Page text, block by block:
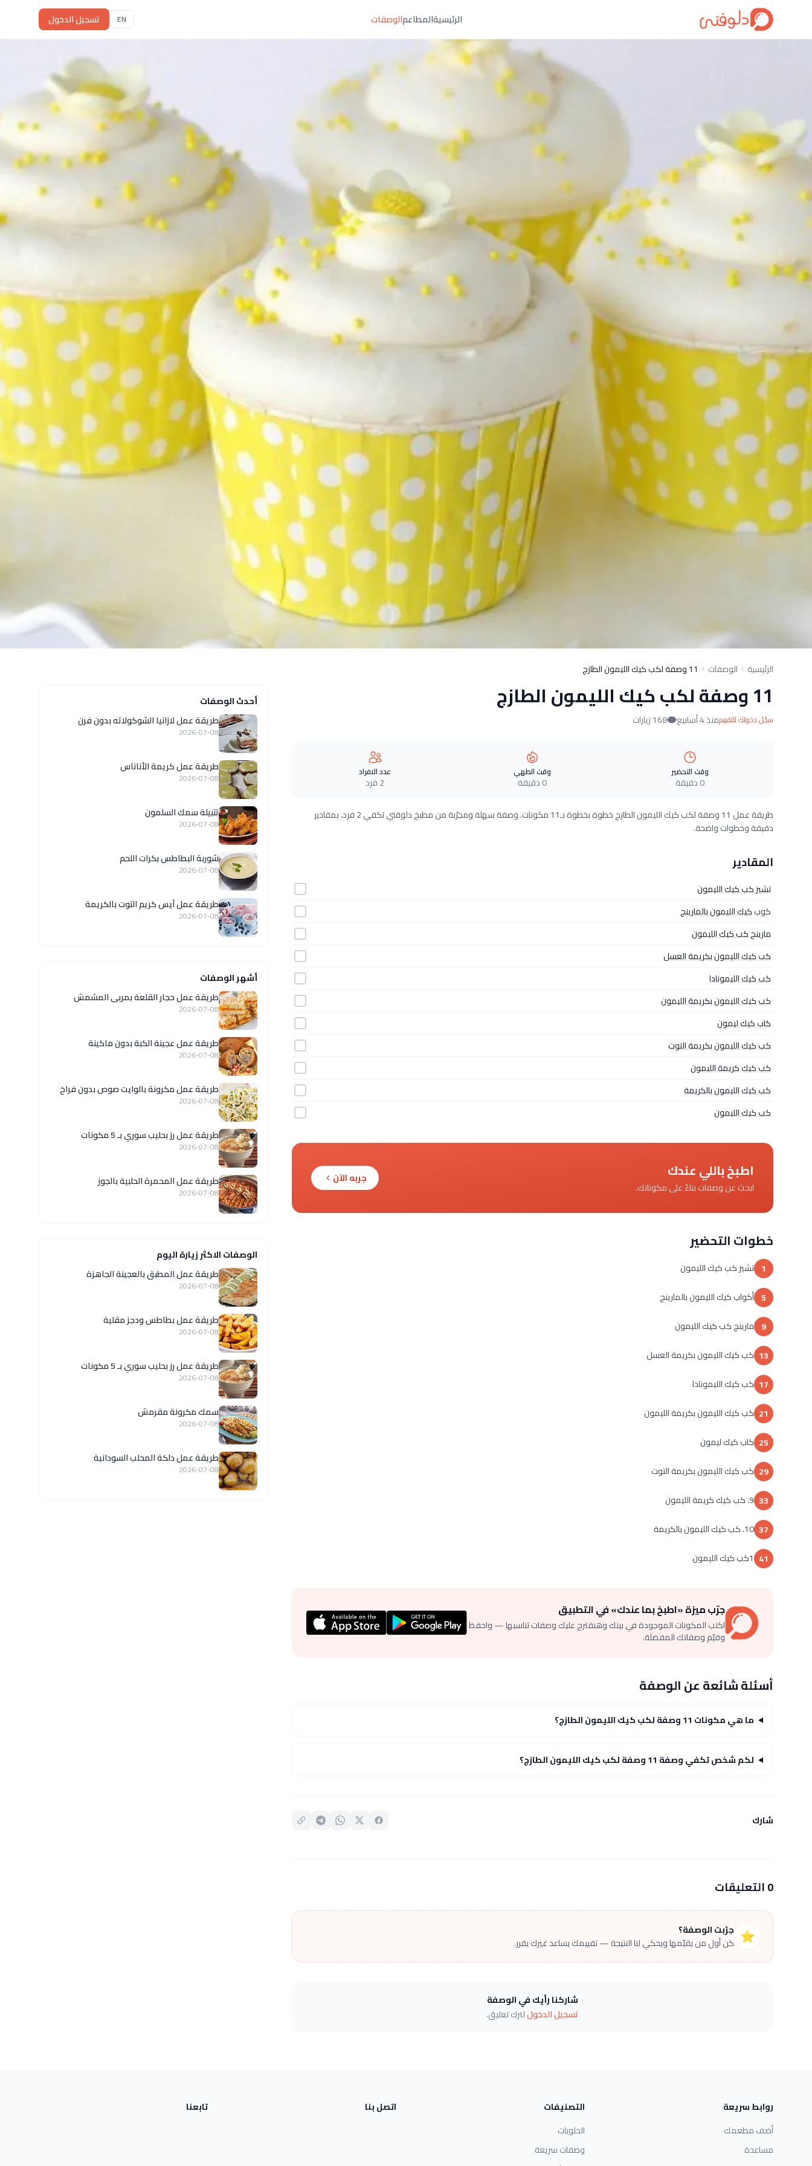
الرئيسيةالمطاعمالوصفات EN تسجيل الدخول
الرئيسية الوصفات 11 وصفة لكب كيك الليمون الطازج
11 وصفة لكب كيك الليمون الطازج
سجّل دخولك للتقييممنذ 4 أسابيع 168 زيارات
وقت التحضير
0 دقيقة
وقت الطهي
0 دقيقة
عدد الافراد
2 فرد
طريقة عمل 11 وصفة لكب كيك الليمون الطازج خطوة بخطوة بـ11 مكونات. وصفة سهلة ومجرّبة من مطبخ دلوقتي تكفي 2 فرد، بمقادير
دقيقة وخطوات واضحة.
المقادير
تشيز كب كيك الليمون
كوبكيك الليمون بالمارينج
مارينج كب كيك الليمون
كب كيك الليمون بكريمة العسل
كب كيك الليمونادا
كب كيك الليمون بكريمة الليمون
كاب كيك ليمون
كب كيك الليمون بكريمة التوت
كب كيك كريمة الليمون
كب كيك الليمون بالكريمة
كب كيك الليمون
اطبخ باللي عندك
ابحث عن وصفات بناءً على مكوناتك.
جربه الآن
خطوات التحضير
1 تشيز كب كيك الليمون
5 أكواب كيك الليمون بالمارينج
9 مارينج كب كيك الليمون
13 كب كيك الليمون بكريمة العسل
17 كب كيك الليمونادا
21 كب كيك الليمون بكريمة الليمون
25 كاب كيك ليمون
29 كب كيك الليمون بكريمة التوت
33 9. كب كيك كريمة الليمون
37 10. كب كيك الليمون بالكريمة
41 1كب كيك الليمون
جرّب ميزة «اطبخ بما عندك» في التطبيق
اكتب المكونات الموجودة في بيتك وهنقترح عليك وصفات تناسبها — واحفظ
وقيّم وصفاتك المفضلة.
أسئلة شائعة عن الوصفة
ما هي مكونات 11 وصفة لكب كيك الليمون الطازج؟
لكم شخص تكفي وصفة 11 وصفة لكب كيك الليمون الطازج؟
شارك
0 التعليقات
⭐ جرّبت الوصفة؟
كن أول من يقيّمها ويحكي لنا النتيجة — تقييمك يساعد غيرك يقرر.
شاركنا رأيك في الوصفة
تسجيل الدخوللترك تعليق.
أحدث الوصفات
طريقة عمل لازانيا الشوكولاته بدون فرن
2026-07-08
طريقة عمل كريمة الأناناس
2026-07-08
تتبيلة سمك السلمون
2026-07-08
شوربة البطاطس بكرات اللحم
2026-07-08
طريقة عمل آيس كريم التوت بالكريمة
2026-07-08
أشهر الوصفات
طريقة عمل حجار القلعة بمربى المشمش
2026-07-08
طريقة عمل عجينة الكبة بدون ماكينة
2026-07-08
طريقة عمل مكرونة بالوايت صوص بدون فراخ
2026-07-08
طريقة عمل رز بحليب سوري بـ 5 مكونات
2026-07-08
طريقة عمل المحمرة الحلبية بالجوز
2026-07-08
الوصفات الاكثر زيارة اليوم
طريقة عمل المطبق بالعجينة الجاهزة
2026-07-08
طريقة عمل بطاطس ودجز مقلية
2026-07-08
طريقة عمل رز بحليب سوري بـ 5 مكونات
2026-07-08
سمك مكرونة مقرمش
2026-07-08
طريقة عمل دلكة المحلب السودانية
2026-07-08
روابط سريعة
أضف مطعمك
مساعدة
التصنيفات
الحلويات
وصفات سريعة
اتصل بنا تابعنا